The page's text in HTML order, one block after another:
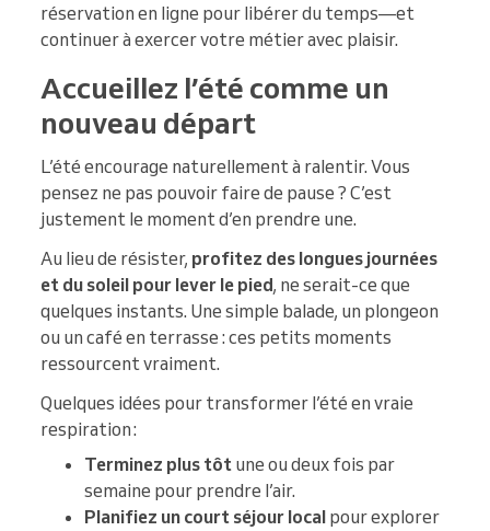
réservation en ligne pour libérer du temps—et
continuer à exercer votre métier avec plaisir.
Accueillez l’été comme un
nouveau départ
L’été encourage naturellement à ralentir. Vous
pensez ne pas pouvoir faire de pause ? C’est
justement le moment d’en prendre une.
Au lieu de résister, profitez des longues journées
et du soleil pour lever le pied, ne serait-ce que
quelques instants. Une simple balade, un plongeon
ou un café en terrasse : ces petits moments
ressourcent vraiment.
Quelques idées pour transformer l’été en vraie
respiration :
Terminez plus tôt une ou deux fois par
semaine pour prendre l’air.
Planifiez un court séjour local pour explorer